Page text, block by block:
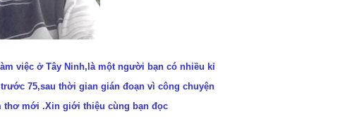
việc ở Tây Ninh,là một người bạn có nhiều kỉ
75,sau thời gian gián đoạn vì công chuyện
thơ mới .Xin giới thiệu cùng bạn đọc